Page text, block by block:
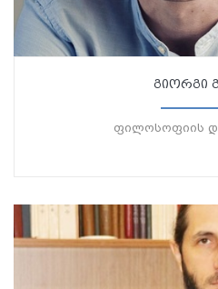
გიორგი
ფილოსოფიის